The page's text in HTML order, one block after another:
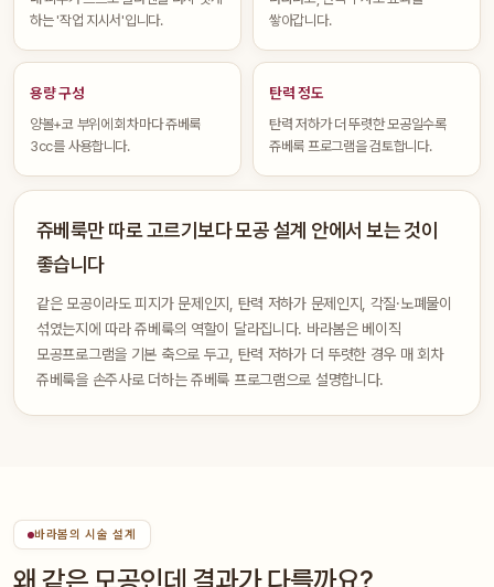
하는 '작업 지시서'입니다.
쌓아갑니다.
용량 구성
양볼+코 부위에 회차마다 쥬베룩
3cc를 사용합니다.
탄력 정도
탄력 저하가 더 뚜렷한 모공일수록
쥬베룩 프로그램을 검토합니다.
쥬베룩만 따로 고르기보다 모공 설계 안에서 보는 것이
좋습니다
같은 모공이라도 피지가 문제인지, 탄력 저하가 문제인지, 각질·노폐물이
섞였는지에 따라 쥬베룩의 역할이 달라집니다. 바라봄은 베이직
모공프로그램을 기본 축으로 두고, 탄력 저하가 더 뚜렷한 경우 매 회차
쥬베룩을 손주사로 더하는 쥬베룩 프로그램으로 설명합니다.
바라봄의 시술 설계
왜 같은 모공인데 결과가 다를까요?